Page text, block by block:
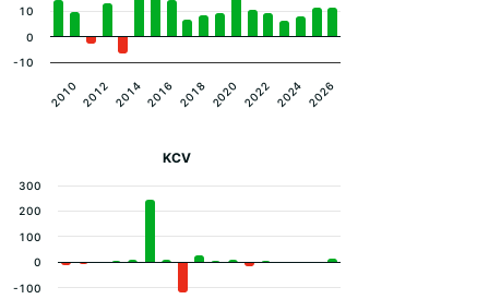
2010 2012 2014 2016 2018 2020 2022 2024 2026
-10
0
10
KCV
-100
0
100
200
300